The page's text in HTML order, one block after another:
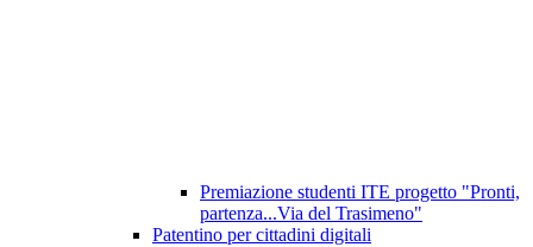
Premiazione studenti ITE progetto "Pronti,
partenza...Via del Trasimeno"
Patentino per cittadini digitali